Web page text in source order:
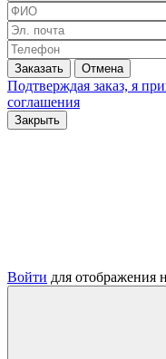
Заказать Отмена
Подтверждая заказ, я
соглашения
Закрыть
Войти для отображения